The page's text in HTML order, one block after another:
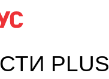
PLUS